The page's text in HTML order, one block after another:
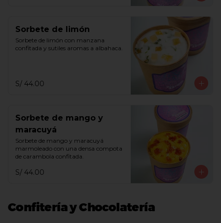
Sorbete de limón
Sorbete de limón con manzana
confitada y sutiles aromas a albahaca.
S/ 44.00
Sorbete de mango y
maracuyá
Sorbete de mango y maracuyá
marmoleado con una densa compota
de carambola confitada.
S/ 44.00
Confitería y Chocolatería